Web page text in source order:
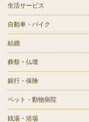
生活サービス
自動車・バイク
結婚
葬祭・仏壇
銀行・保険
ペット・動物病院
銭湯・浴場